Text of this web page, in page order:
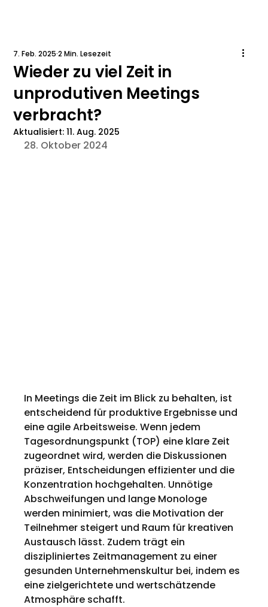
Wieder zu viel Zeit in
unprodutiven Meetings
verbracht?
7. Feb. 20252 Min. Lesezeit
Aktualisiert:11. Aug. 2025
28. Oktober 2024
In Meetings die Zeit im Blick zu behalten, ist
entscheidend für produktive Ergebnisse und
eine agile Arbeitsweise. Wenn jedem
Tagesordnungspunkt (TOP) eine klare Zeit
zugeordnet wird, werden die Diskussionen
präziser, Entscheidungen effizienter und die
Konzentration hochgehalten. Unnötige
Abschweifungen und lange Monologe
werden minimiert, was die Motivation der
Teilnehmer steigert und Raum für kreativen
Austausch lässt. Zudem trägt ein
diszipliniertes Zeitmanagement zu einer
gesunden Unternehmenskultur bei, indem es
eine zielgerichtete und wertschätzende
Atmosphäre schafft.